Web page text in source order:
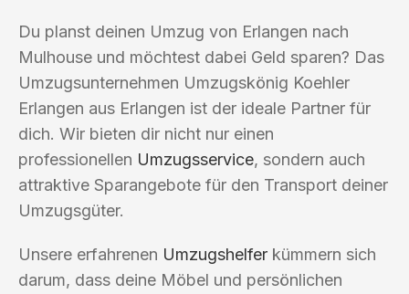
Du planst deinen Umzug von Erlangen nach
Mulhouse und möchtest dabei Geld sparen? Das
Umzugsunternehmen Umzugskönig Koehler
Erlangen aus Erlangen ist der ideale Partner für
dich. Wir bieten dir nicht nur einen
professionellen Umzugsservice, sondern auch
attraktive Sparangebote für den Transport deiner
Umzugsgüter.
Unsere erfahrenen Umzugshelfer kümmern sich
darum, dass deine Möbel und persönlichen